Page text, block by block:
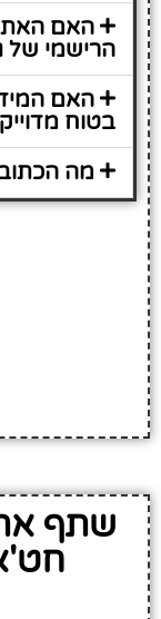
האם האתר
הרישמי של
האם
בטוח
מה
שתף את